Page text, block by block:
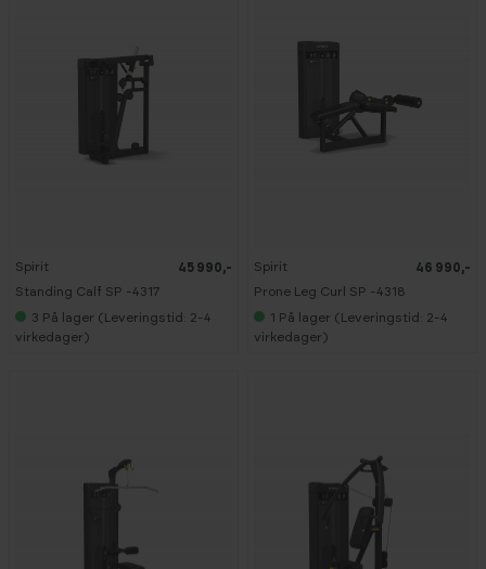
Spirit
Standing Calf SP -4317
45 990,-
3 På lager (Leveringstid: 2-4
virkedager)
Spirit
Prone Leg Curl SP -4318
46 990,-
1 På lager (Leveringstid: 2-4
virkedager)